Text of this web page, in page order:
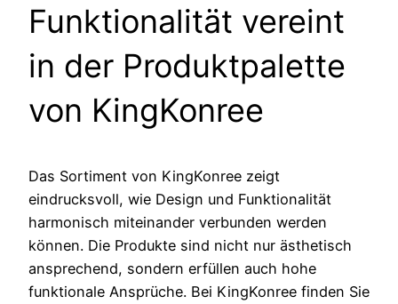
Funktionalität vereint
in der Produktpalette
von KingKonree
Das Sortiment von KingKonree zeigt
eindrucksvoll, wie Design und Funktionalität
harmonisch miteinander verbunden werden
können. Die Produkte sind nicht nur ästhetisch
ansprechend, sondern erfüllen auch hohe
funktionale Ansprüche. Bei KingKonree finden Sie